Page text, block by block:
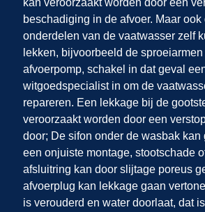
beschadiging in de afvoer. Maar
onderdelen van de vaatwasser zelf
lekken, bijvoorbeeld de sproeiarmen
afvoerpomp, schakel in dat geval
witgoedspecialist in om de
repareren. Een lekkage bij de
veroorzaakt worden door een
door; De sifon onder de wasbak kan
een onjuiste montage, stootschade
afsluitring kan door slijtage poreus
afvoerplug kan lekkage gaan
is verouderd en water doorlaat, dat